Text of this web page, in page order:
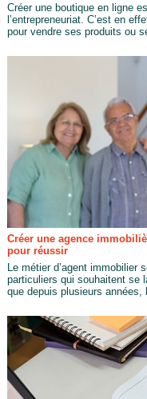
Créer une boutique en ligne
l’entrepreneuriat. C’est en
pour vendre ses produits ou
Créer une agence
pour réussir
Le métier d’agent immobilier
particuliers qui souhaitent se
que depuis plusieurs années,